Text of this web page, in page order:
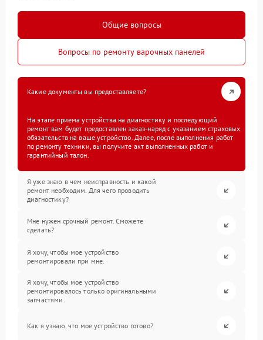
Общие вопросы
Вопросы по ремонту варочных панелей
Какие документы вы предоставляете?
На этапе приема устройства на диагностику и последующий
ремонт вам будет предоставлен заказ-наряд с указанием страховых
обязательств на ваше устройство. Далее, после выполнения работ
по ремонту техники, вы получите акт выполненных работ и
гарантийный талон.
Я уже знаю в чем неисправность и какой
ремонт необходим. Для чего проводить
диагностику?
Мне нужен срочный ремонт. Сможете
сделать?
Я хочу, чтобы мое устройство
ремонтировали при мне.
Я хочу, чтобы мое устройство
ремонтировалось только оригинальными
запчастями.
Как я узнаю, что мое устройство готово?